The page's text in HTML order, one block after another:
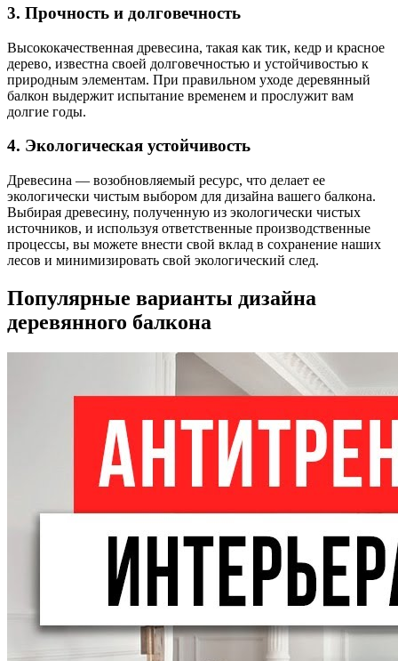
3. Прочность и долговечность
Высококачественная древесина, такая как тик, кедр и красное
дерево, известна своей долговечностью и устойчивостью к
природным элементам. При правильном уходе деревянный
балкон выдержит испытание временем и прослужит вам
долгие годы.
4. Экологическая устойчивость
Древесина — возобновляемый ресурс, что делает ее
экологически чистым выбором для дизайна вашего балкона.
Выбирая древесину, полученную из экологически чистых
источников, и используя ответственные производственные
процессы, вы можете внести свой вклад в сохранение наших
лесов и минимизировать свой экологический след.
Популярные варианты дизайна
деревянного балкона